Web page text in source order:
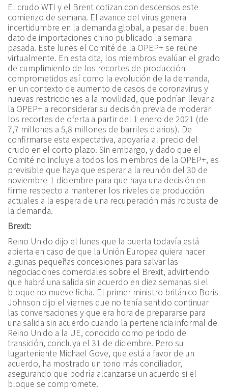
El crudo WTI y el Brent cotizan con descensos este
comienzo de semana. El avance del virus genera
incertidumbre en la demanda global, a pesar del buen
dato de importaciones chino publicado la semana
pasada. Este lunes el Comité de la OPEP+ se reúne
virtualmente. En esta cita, los miembros evalúan el grado
de cumplimiento de los recortes de producción
comprometidos así como la evolución de la demanda,
en un contexto de aumento de casos de coronavirus y
nuevas restricciones a la movilidad, que podrían llevar a
la OPEP+ a reconsiderar su decisión previa de moderar
los recortes de oferta a partir del 1 enero de 2021 (de
7,7 millones a 5,8 millones de barriles diarios). De
confirmarse esta expectativa, apoyaría al precio del
crudo en el corto plazo. Sin embargo, y dado que el
Comité no incluye a todos los miembros de la OPEP+, es
previsible que haya que esperar a la reunión del 30 de
noviembre-1 diciembre para que haya una decisión en
firme respecto a mantener los niveles de producción
actuales a la espera de una recuperación más robusta de
la demanda.
Brexit:
Reino Unido dijo el lunes que la puerta todavía está
abierta en caso de que la Unión Europea quiera hacer
algunas pequeñas concesiones para salvar las
negociaciones comerciales sobre el Brexit, advirtiendo
que habrá una salida sin acuerdo en diez semanas si el
bloque no mueve ficha. El primer ministro británico Boris
Johnson dijo el viernes que no tenía sentido continuar
las conversaciones y que era hora de prepararse para
una salida sin acuerdo cuando la pertenencia informal de
Reino Unido a la UE, conocido como periodo de
transición, concluya el 31 de diciembre. Pero su
lugarteniente Michael Gove, que está a favor de un
acuerdo, ha mostrado un tono más conciliador,
asegurando que podría alcanzarse un acuerdo si el
bloque se compromete.